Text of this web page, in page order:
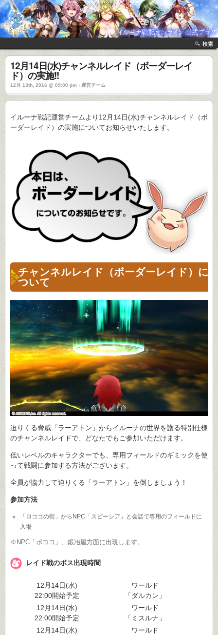
検索
12月14日(水)チャンネルレイド（ボーダーレイ
ド）の実施!!
12月 13th, 2016 @ 09:00 pm › 運営チーム
イルーナ戦記運営チームより12月14日(水)チャンネルレイド（ボ
ーダーレイド）の実施についてお知らせいたします。
チャンネルレイド（ボーダーレイド）に
ついて
迫りくる脅威「ラーアトン」からイルーナの世界を護る特別仕様
のチャンネルレイドで、どなたでもご参加いただけます。
低いレベルのキャラクターでも、専用フィールドのギミックを使
って戦闘に参加する方法がございます。
全員が協力して迫りくる「ラーアトン」を倒しましょう！
参加方法
「ロココの街」からNPC「スピーシア」と会話で専用のフィールドに
入場
※NPC「ポココ」、鍛冶屋方面に出現します。
レイド戦のボス出現時間
12月14日(水)
22:00開始予定
ワールド
「ダルカン」
12月14日(水)
22:00開始予定
ワールド
「ミスルナ」
12月14日(水)
ワールド